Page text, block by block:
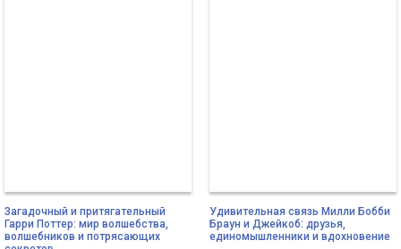
Загадочный и притягательный
Гарри Поттер: мир волшебства,
волшебников и потрясающих
Удивительная связь Милли Бобби
Браун и Джейкоб: друзья,
единомышленники и вдохновение